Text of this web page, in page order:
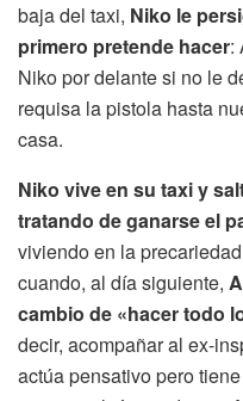
baja del taxi, Niko le
primero pretende hacer:
Niko por delante si no le
requisa la pistola hasta
casa.
Niko vive en su taxi y
tratando de ganarse el
viviendo en la
cuando, al día siguiente,
cambio de «hacer todo
decir, acompañar al ex-
actúa pensativo pero